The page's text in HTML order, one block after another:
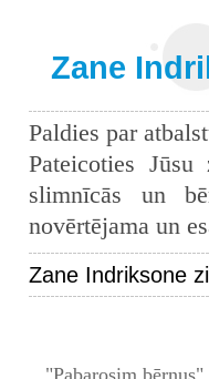
Zane
Paldies par
Pateicoties
slimnīcās un
novērtējama un
Zane Indriksone
"Pabarosim